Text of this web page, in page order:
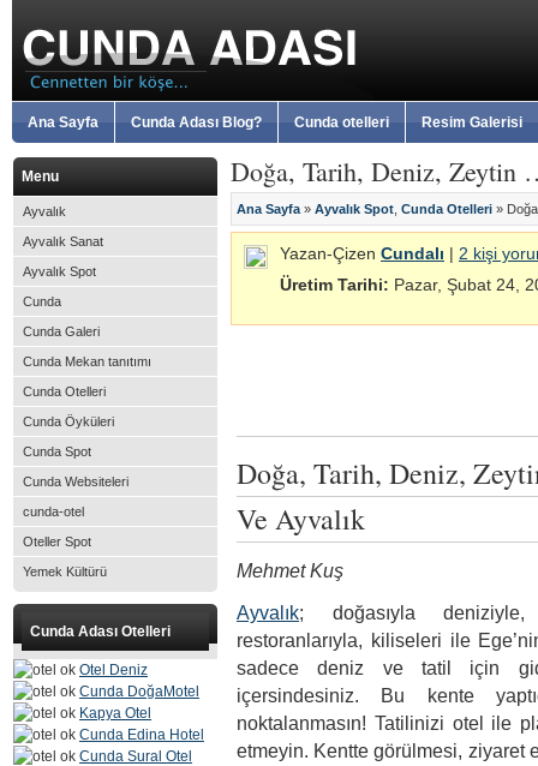
Ana Sayfa Cunda Adası Blog? Cunda otelleri Resim Galerisi
Menu
Ayvalık
Ayvalık Sanat
Ayvalık Spot
Cunda
Cunda Galeri
Cunda Mekan tanıtımı
Cunda Otelleri
Cunda Öyküleri
Cunda Spot
Cunda Websiteleri
cunda-otel
Oteller Spot
Yemek Kültürü
Cunda Adası Otelleri
Otel Deniz
Cunda DoğaMotel
Kapya Otel
Cunda Edina Hotel
Cunda Sural Otel
Doğa, Tarih, Deniz, Zeytin
Ana Sayfa » Ayvalık Spot Cunda Otelleri »
Yazan-Çizen Cundalı | 2 kişi
Üretim Tarihi: Pazar, Şubat 24,
Doğa, Tarih, Deniz,
Ve Ayvalık
Mehmet Kuş
Ayvalık; doğasıyla deniziyle,
restoranlarıyla, kiliseleri ile
sadece deniz ve tatil için
içersindesiniz. Bu kente
noktalanmasın! Tatilinizi otel ile
etmeyin. Kentte görülmesi, ziyaret